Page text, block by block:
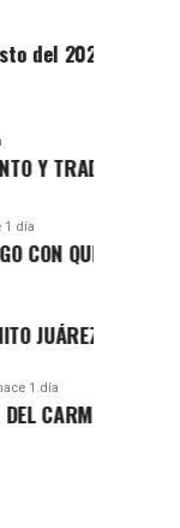
2026
EN ISLA
1 día
ROO Y
ACCIONES
1 día
EL PRIMER